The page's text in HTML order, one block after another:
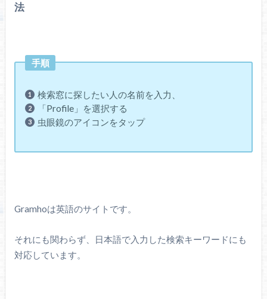
法
手順
検索窓に探したい人の名前を入力、
「Profile」を選択する
虫眼鏡のアイコンをタップ
Gramhoは英語のサイトです。
それにも関わらず、日本語で入力した検索キーワードにも
対応しています。